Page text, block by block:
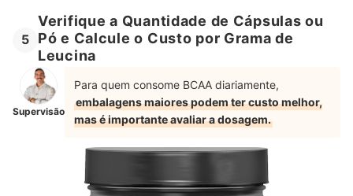
5
Verifique a Quantidade de Cápsulas ou
Pó e Calcule o Custo por Grama de
Leucina
Supervisão
Para quem consome BCAA diariamente,
embalagens maiores podem ter custo melhor,
mas é importante avaliar a dosagem.